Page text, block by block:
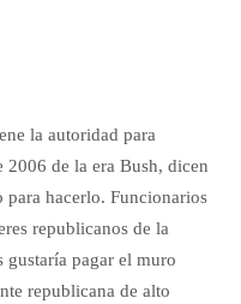
la autoridad para
de la era Bush, dicen
para hacerlo. Funcionarios
republicanos de la
gustaría pagar el muro
republicana de alto